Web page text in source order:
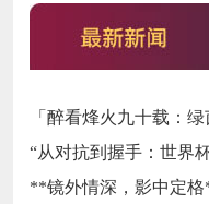
「醉看烽火九十载：
“从对抗到握手：世界
**镜外情深，影中定